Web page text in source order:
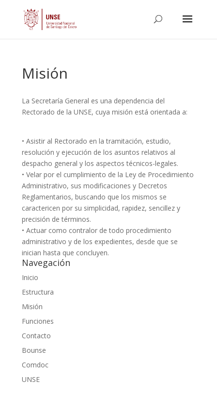
Misión
La Secretaría General es una dependencia del
Rectorado de la UNSE, cuya misión está orientada a:
• Asistir al Rectorado en la tramitación, estudio,
resolución y ejecución de los asuntos relativos al
despacho general y los aspectos técnicos-legales.
• Velar por el cumplimiento de la Ley de Procedimiento
Administrativo, sus modificaciones y Decretos
Reglamentarios, buscando que los mismos se
caractericen por su simplicidad, rapidez, sencillez y
precisión de términos.
• Actuar como contralor de todo procedimiento
administrativo y de los expedientes, desde que se
inician hasta que concluyen.
Navegación
Inicio
Estructura
Misión
Funciones
Contacto
Bounse
Comdoc
UNSE